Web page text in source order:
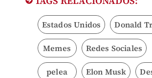
Estados Unidos Donald
Memes Redes Sociales
pelea Elon Musk